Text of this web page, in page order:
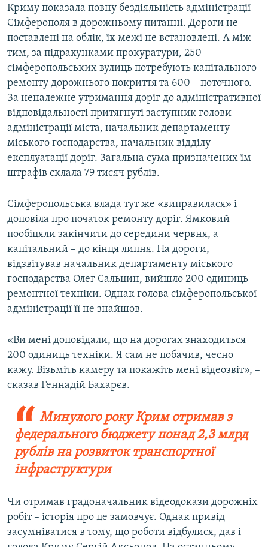
Криму показала повну бездіяльність адміністрації
Сімферополя в дорожньому питанні. Дороги не
поставлені на облік, їх межі не встановлені. А між
тим, за підрахунками прокуратури, 250
сімферопольських вулиць потребують капітального
ремонту дорожнього покриття та 600 – поточного.
За неналежне утримання доріг до адміністративної
відповідальності притягнуті заступник голови
адміністрації міста, начальник департаменту
міського господарства, начальник відділу
експлуатації доріг. Загальна сума призначених їм
штрафів склала 79 тисяч рублів.
Сімферопольська влада тут же «виправилася» і
доповіла про початок ремонту доріг. Ямковий
пообіцяли закінчити до середини червня, а
капітальний – до кінця липня. На дороги,
відзвітував начальник департаменту міського
господарства Олег Сальцин, вийшло 200 одиниць
ремонтної техніки. Однак голова сімферопольської
адміністрації її не знайшов.
«Ви мені доповідали, що на дорогах знаходиться
200 одиниць техніки. Я сам не побачив, чесно
кажу. Візьміть камеру та покажіть мені відеозвіт», –
сказав Геннадій Бахарєв.
Минулого року Крим отримав з
федерального бюджету понад 2,3 млрд
рублів на розвиток транспортної
інфраструктури
Чи отримав градоначальник відеодокази дорожніх
робіт – історія про це замовчує. Однак привід
засумніватися в тому, що роботи відбулися, дав і